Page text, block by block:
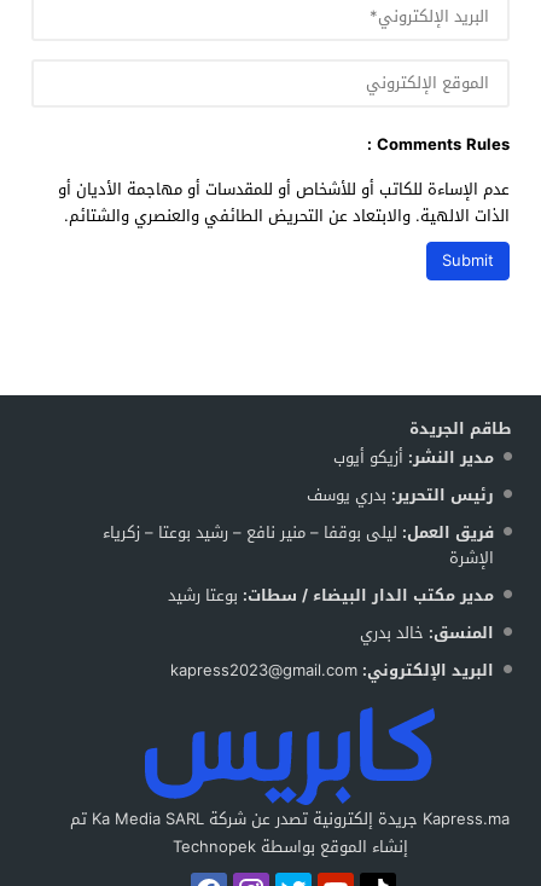
Comments Rules :
عدم الإساءة للكاتب أو للأشخاص أو للمقدسات أو مهاجمة الأديان أو
الذات الالهية. والابتعاد عن التحريض الطائفي والعنصري والشتائم.
طاقم الجريدة
مدير النشر: أزيكو أيوب
رئيس التحرير: بدري يوسف
فريق العمل: ليلى بوقفا – منير نافع – رشيد بوعتا – زكرياء
الإشرة
مدير مكتب الدار البيضاء / سطات: بوعتا رشيد
المنسق: خالد بدري
البريد الإلكتروني: kapress2023@gmail.com
Kapress.ma جريدة إلكترونية تصدر عن شركة Ka Media SARL تم
إنشاء الموقع بواسطة Technopek